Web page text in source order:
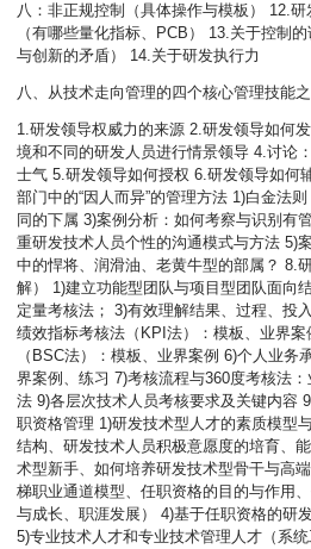
八：非正规控制（具体操作与模板） 12.
（有哪些量化指标、PCB） 13.关于控制
与创新的矛盾） 14.关于研发执行力
八、从技术走向管理的四个核心管理技能
1.研发领导权威力的来源 2.研发领导如何
境和不同的研发人员进行情景领导 4.讨论
士气 5.研发领导如何授权 6.研发领导如何
部门中的“因人而异”的管理方法 1)白金法
同的下属 3)案例分析：如何考察与识别有
重研发技术人员个性的沟通模式与方法 5)
中的悍将、润滑油、老黄牛型的部属？ 8.
解） 1)建立功能型团队与项目型团队面向
定量考核法； 3)有效理解结果、过程、投
绩效指标考核法（KPI法）：模板、业界
（BSC法）：模板、业界案例 6)个人业务
界案例、练习 7)考核流程与360度考核法
法 9)各层次技术人员考核要求及关键内容
职资格管理 1)研发技术型人才的素质模型
结构、研发技术人员积极意愿度的培育、
术型新手、如何培养研发技术型骨干与高
梯职业通道模型、任职资格的目的与作用
与成长、职涯发展） 4)基于任职资格的研
5)专业技术人才和专业技术管理人才（系